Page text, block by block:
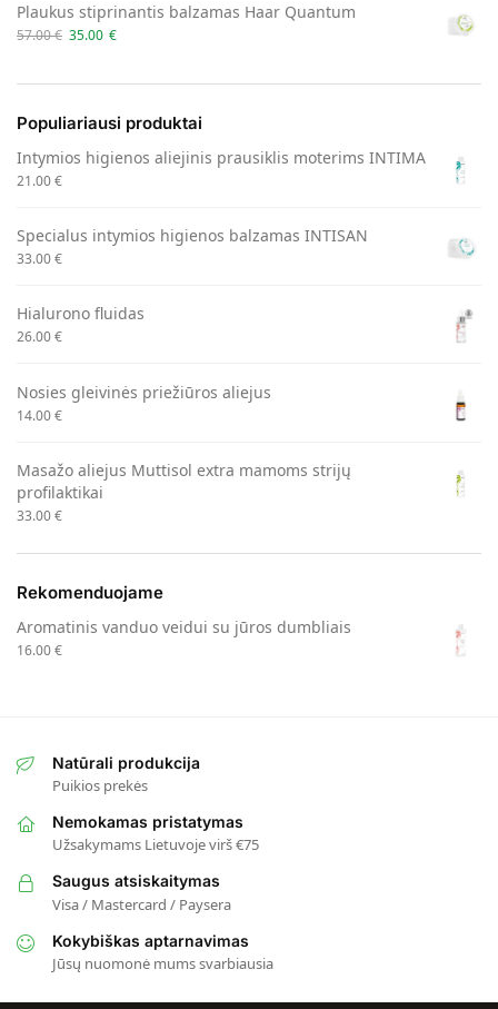
Plaukus stiprinantis balzamas Haar Quantum
57.00€ 35.00 €
Populiariausi produktai
Intymios higienos aliejinis prausiklis moterims INTIMA
21.00€
Specialus intymios higienos balzamas INTISAN
33.00€
Hialurono fluidas
26.00€
Nosies gleivinės priežiūros aliejus
14.00€
Masažo aliejus Muttisol extra mamoms strijų
profilaktikai
33.00€
Rekomenduojame
Aromatinis vanduo veidui su jūros dumbliais
16.00€
Natūrali produkcija
Puikios prekės
Nemokamas pristatymas
Užsakymams Lietuvoje virš €75
Saugus atsiskaitymas
Visa / Mastercard / Paysera
Kokybiškas aptarnavimas
Jūsų nuomonė mums svarbiausia